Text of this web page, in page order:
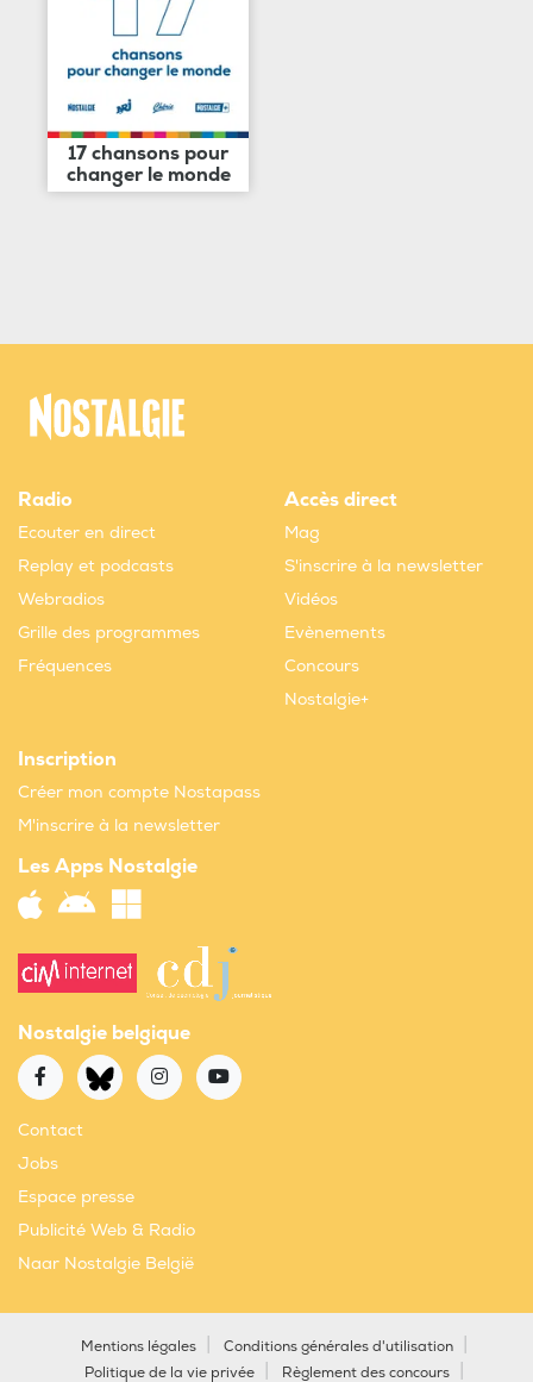
17 chansons pour
changer le monde
Radio
Ecouter en direct
Replay et podcasts
Webradios
Grille des programmes
Fréquences
Accès direct
Mag
S'inscrire à la newsletter
Vidéos
Evènements
Concours
Nostalgie+
Inscription
Créer mon compte Nostapass
M'inscrire à la newsletter
Les Apps Nostalgie
Nostalgie belgique
Contact
Jobs
Espace presse
Publicité Web & Radio
Naar Nostalgie België
Mentions légales
Conditions générales d'utilisation
Politique de la vie privée
Règlement des concours